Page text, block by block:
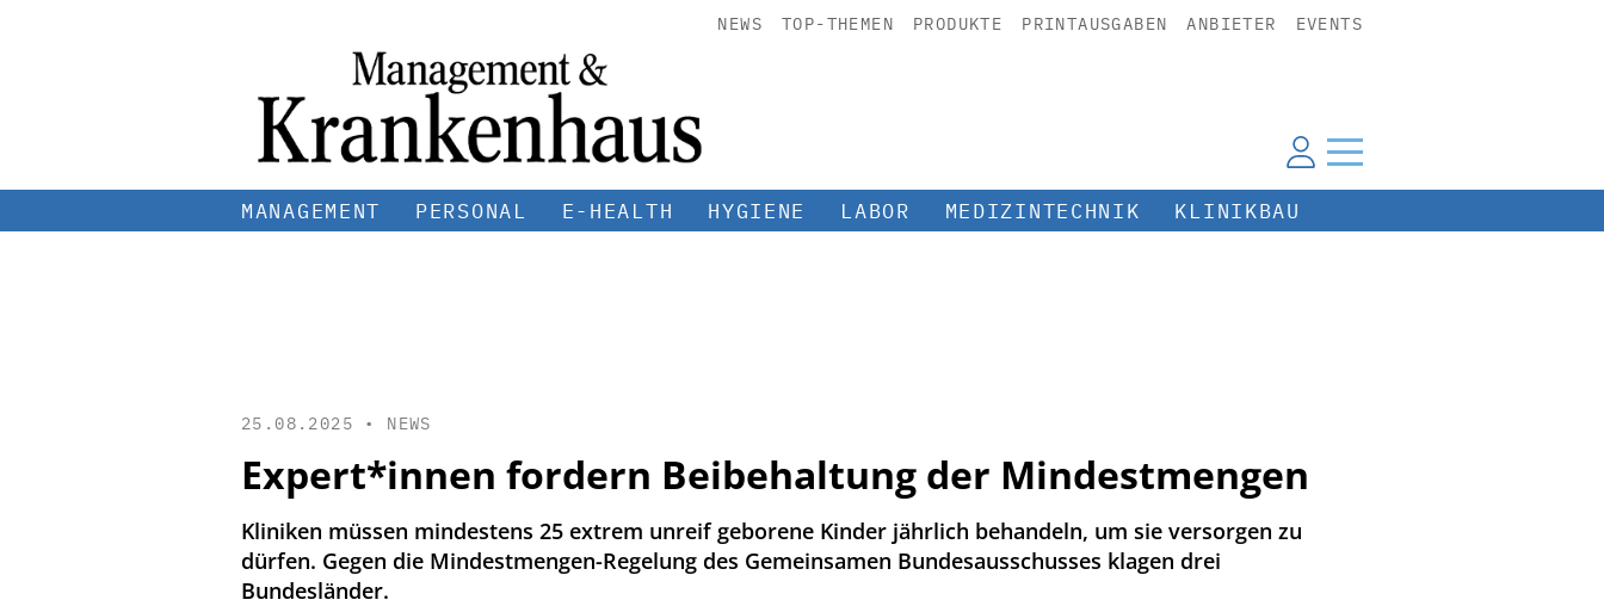
NEWS TOP-THEMEN PRODUKTE PRINTAUSGABEN ANBIETER EVENTS
MANAGEMENT PERSONAL E-HEALTH HYGIENE LABOR MEDIZINTECHNIK KLINIKBAU
25.08.2025 • NEWS
Expert*innen fordern Beibehaltung der Mindestmengen
Kliniken müssen mindestens 25 extrem unreif geborene Kinder jährlich behandeln, um sie versorgen zu
dürfen. Gegen die Mindestmengen-Regelung des Gemeinsamen Bundesausschusses klagen drei
Bundesländer.